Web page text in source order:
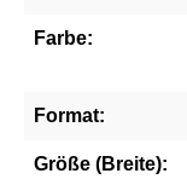
Farbe:
Format:
Größe (Breite):